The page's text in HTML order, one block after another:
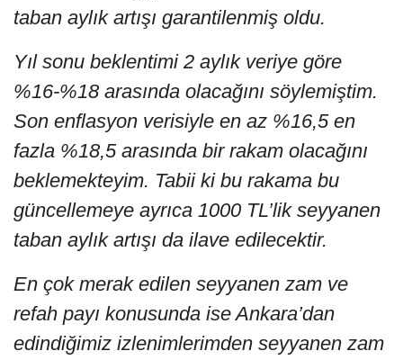
taban aylık artışı garantilenmiş oldu.
Yıl sonu beklentimi 2 aylık veriye göre
%16-%18 arasında olacağını söylemiştim.
Son enflasyon verisiyle en az %16,5 en
fazla %18,5 arasında bir rakam olacağını
beklemekteyim. Tabii ki bu rakama bu
güncellemeye ayrıca 1000 TL’lik seyyanen
taban aylık artışı da ilave edilecektir.
En çok merak edilen seyyanen zam ve
refah payı konusunda ise Ankara’dan
edindiğimiz izlenimlerimden seyyanen zam